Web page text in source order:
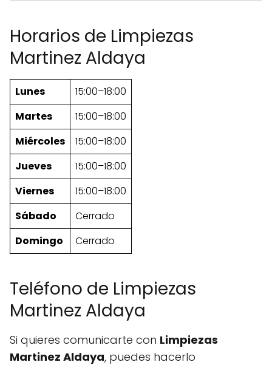
Horarios de Limpiezas
Martinez Aldaya
Lunes
15:00–18:00
Martes
15:00–18:00
Miércoles
15:00–18:00
Jueves
15:00–18:00
Viernes
15:00–18:00
Sábado
Cerrado
Domingo
Cerrado
Teléfono de Limpiezas
Martinez Aldaya
Si quieres comunicarte con Limpiezas
Martinez Aldaya, puedes hacerlo